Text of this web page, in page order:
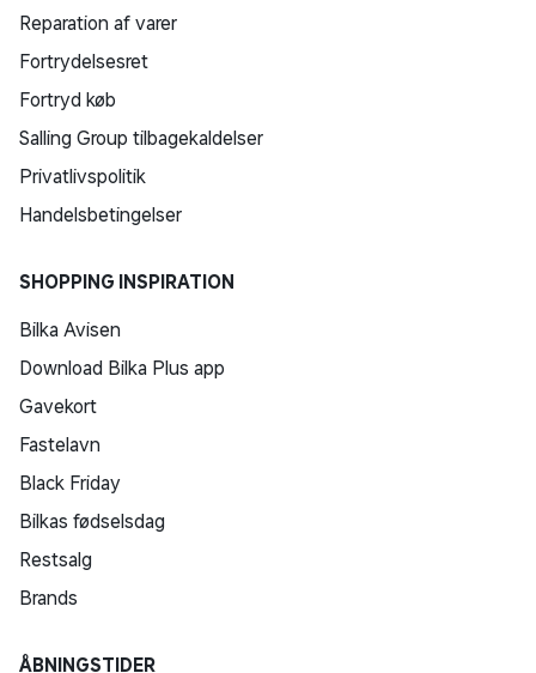
Reparation af varer
Fortrydelsesret
Fortryd køb
Salling Group tilbagekaldelser
Privatlivspolitik
Handelsbetingelser
SHOPPING INSPIRATION
Bilka Avisen
Download Bilka Plus app
Gavekort
Fastelavn
Black Friday
Bilkas fødselsdag
Restsalg
Brands
ÅBNINGSTIDER